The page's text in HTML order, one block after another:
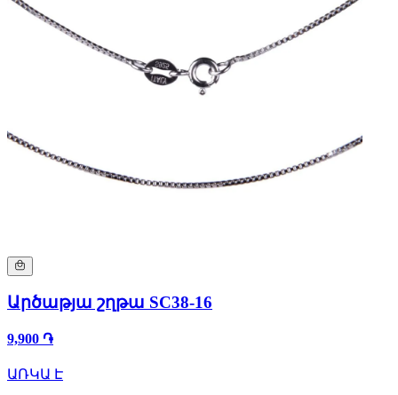
Արծաթյա շղթա SC38-16
9,900 ֏
ԱՌԿԱ Է